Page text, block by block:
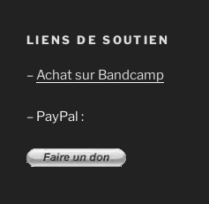
LIENS DE SOUTIEN
–Achat sur Bandcamp
– PayPal :